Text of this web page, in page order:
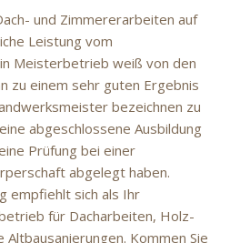
und Zimmererarbeiten auf
Leistung vom
Meisterbetrieb weiß von den
zu einem sehr guten Ergebnis
bezeichnen zu
abgeschlossene Ausbildung
Prüfung bei einer
abgelegt haben.
empfiehlt sich als Ihr
für Dacharbeiten, Holz-
Kommen Sie